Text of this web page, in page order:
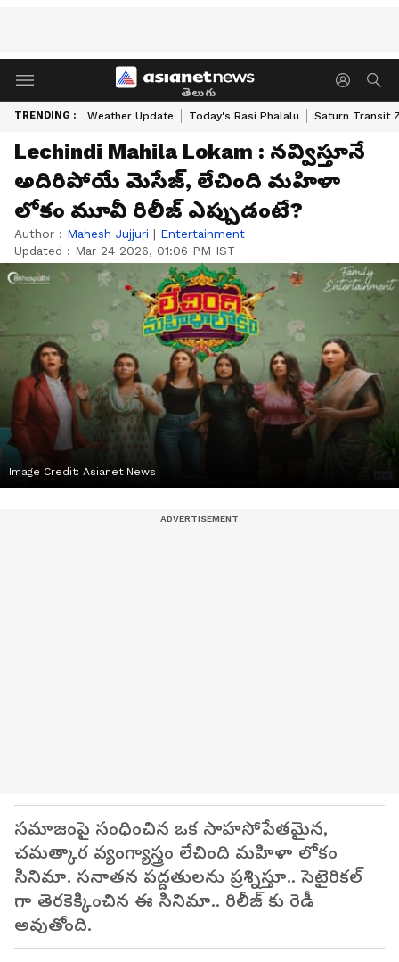
తెలుగు
TRENDING : Weather Update Today's Rasi Phalalu Saturn Transit
Lechindi Mahila Lokam : నవ్విస్తూనే
అదిరిపోయే మెసేజ్, లేచింది మహిళా
లోకం మూవీ రిలీజ్ ఎప్పుడంటే?
Author : Mahesh Jujjuri | Entertainment
Updated : Mar 24 2026, 01:06 PM IST
Image Credit: Asianet News
సమాజంపై సంధించిన ఒక సాహసోపేతమైన,
చమత్కార వ్యంగ్యాస్త్రం లేచింది మహిళా లోకం
సినిమా. సనాతన పద్దతులను ప్రశ్నిస్తూ.. సెటైరికల్
గా తెరకెక్కించిన ఈ సినిమా.. రిలీజ్ కు రెడీ
అవుతోంది.